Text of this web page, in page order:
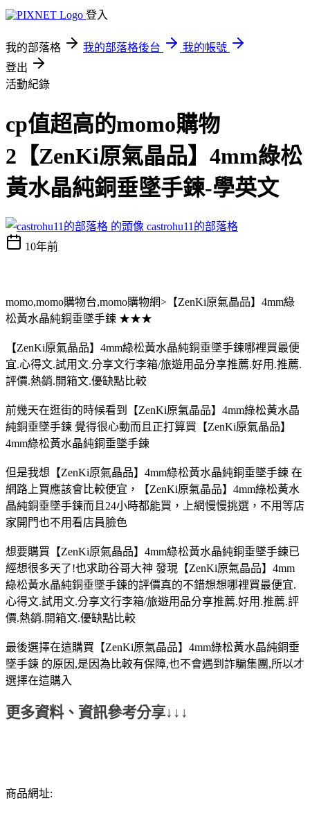
登入
我的部落格 我的部落格後台
我的帳號
登出
活動紀錄
cp值超高的momo購物
2【ZenKi原氣晶品】4mm綠松
黃水晶純銅垂墜手鍊-學英文
castrohu11的部落格
10年前
momo,momo購物台,momo購物網>【ZenKi原氣晶品】4mm綠
松黃水晶純銅垂墜手鍊 ★★★
【ZenKi原氣晶品】4mm綠松黃水晶純銅垂墜手鍊哪裡買最便
宜.心得文.試用文.分享文行李箱/旅遊用品分享推薦.好用.推薦.
評價.熱銷.開箱文.優缺點比較
前幾天在逛街的時候看到【ZenKi原氣晶品】4mm綠松黃水晶
純銅垂墜手鍊 覺得很心動而且正打算買【ZenKi原氣晶品】
4mm綠松黃水晶純銅垂墜手鍊
但是我想【ZenKi原氣晶品】4mm綠松黃水晶純銅垂墜手鍊 在
網路上買應該會比較便宜，【ZenKi原氣晶品】4mm綠松黃水
晶純銅垂墜手鍊而且24小時都能買，上網慢慢挑選，不用等店
家開門也不用看店員臉色
想要購買【ZenKi原氣晶品】4mm綠松黃水晶純銅垂墜手鍊已
經想很多天了!也求助谷哥大神 發現【ZenKi原氣晶品】4mm
綠松黃水晶純銅垂墜手鍊的評價真的不錯想想哪裡買最便宜.
心得文.試用文.分享文行李箱/旅遊用品分享推薦.好用.推薦.評
價.熱銷.開箱文.優缺點比較
最後選擇在這購買【ZenKi原氣晶品】4mm綠松黃水晶純銅垂
墜手鍊 的原因,是因為比較有保障,也不會遇到詐騙集團,所以才
選擇在這購入
更多資料、資訊參考分享↓↓↓
商品網址: